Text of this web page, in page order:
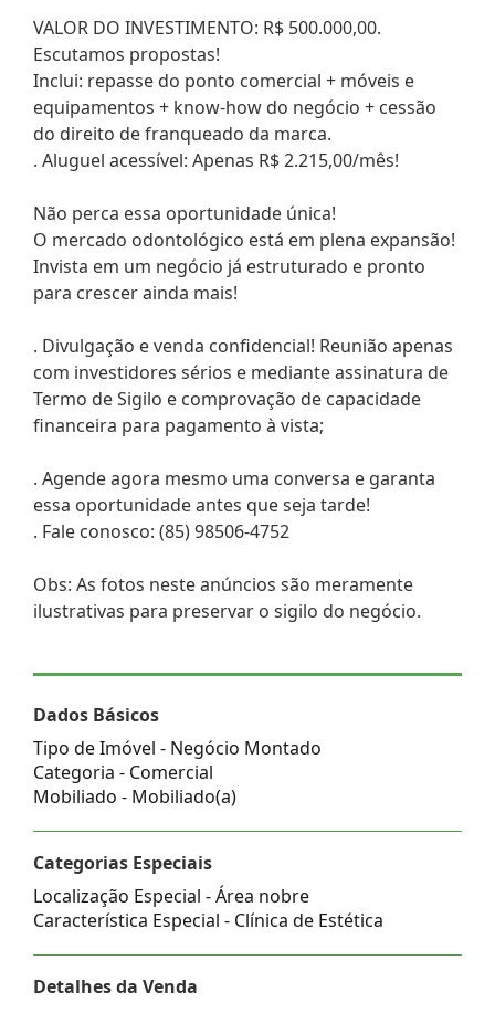
VALOR DO INVESTIMENTO: R$ 500.000,00.
Escutamos propostas!
Inclui: repasse do ponto comercial + móveis e
equipamentos + know-how do negócio + cessão
do direito de franqueado da marca.
. Aluguel acessível: Apenas R$ 2.215,00/mês!
Não perca essa oportunidade única!
O mercado odontológico está em plena expansão!
Invista em um negócio já estruturado e pronto
para crescer ainda mais!
. Divulgação e venda confidencial! Reunião apenas
com investidores sérios e mediante assinatura de
Termo de Sigilo e comprovação de capacidade
financeira para pagamento à vista;
. Agende agora mesmo uma conversa e garanta
essa oportunidade antes que seja tarde!
. Fale conosco: (85) 98506-4752
Obs: As fotos neste anúncios são meramente
ilustrativas para preservar o sigilo do negócio.
Dados Básicos
Tipo de Imóvel - Negócio Montado
Categoria - Comercial
Mobiliado - Mobiliado(a)
Categorias Especiais
Localização Especial - Área nobre
Característica Especial - Clínica de Estética
Detalhes da Venda